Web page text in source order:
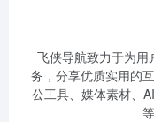
飞侠导航致力于为用
务，分享优质实用的
公工具、媒体素材、